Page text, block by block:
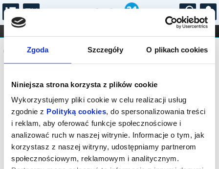
Zgoda Szczegóły O plikach cookies
Niniejsza strona korzysta z plików cookie
Wykorzystujemy pliki cookie w celu realizacji usług
zgodnie z Polityką cookies, do spersonalizowania treści
i reklam, aby oferować funkcje społecznościowe i
analizować ruch w naszej witrynie. Informacje o tym, jak
korzystasz z naszej witryny, udostępniamy partnerom
społecznościowym, reklamowym i analitycznym.
...
FILHARMONIA OPERA I BALET
STAND-UP
DLA DZIECI
Komunikat
Sprzedaż on-line została zakończona,
sprawdź dostępność biletów w kasie.